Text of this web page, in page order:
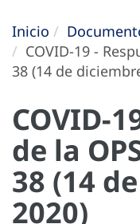
Inicio
COVID-19 -
38 (14 de
COVID-
de la
38 (14
2020)